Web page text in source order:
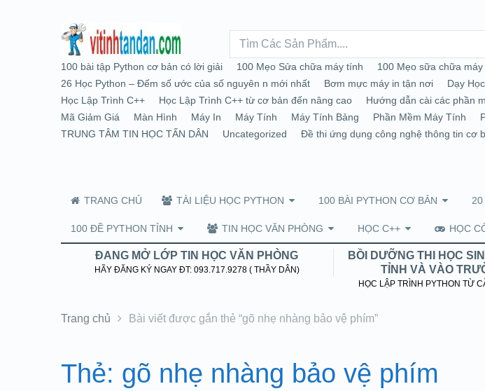
100 bài tập Python cơ bản có lời giải 100 Mẹo Sửa chữa máy tính 100 Mẹo sữa chữa máy
26 Học Python – Đếm số ước của số nguyên n mới nhất
Bơm mực máy in tận nơi Dạy
Học Lập Trình C++
Học Lập Trình C++ từ cơ bản đến nâng cao Hướng dẫn cài các phần
Mã Giảm Giá
Màn Hình Máy In Máy Tính Máy Tính Bảng Phần Mềm Máy Tính
TRUNG TÂM TIN HỌC TẤN DÂN
Uncategorized Đề thi ứng dụng công nghệ thông tin cơ
TRANG CHỦ TÀI LIỆU HỌC PYTHON 100 BÀI PYTHON CƠ BẢN
100 ĐỀ PYTHON TỈNH TIN HỌC VĂN PHÒNG HỌC C++ HỌC
ĐANG MỞ LỚP TIN HỌC VĂN PHÒNG
HÃY ĐĂNG KÝ NGAY ĐT: 093.717.9278 ( THẦY DÂN)
BỒI DƯỠNG THI HỌC
TỈNH VÀ VÀO
HỌC LẬP TRÌNH PYTHON TỪ
Trang chủ Bài viết được gắn thẻ “gõ nhẹ nhàng bảo vệ phím”
Thẻ: gõ nhẹ nhàng bảo vệ phím